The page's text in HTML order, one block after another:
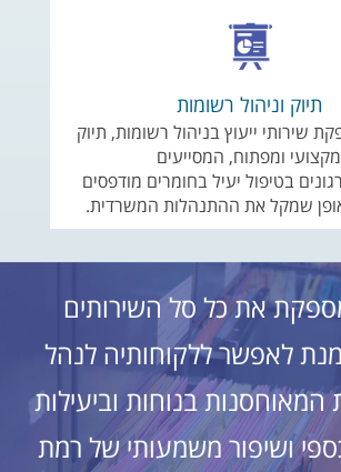
תיוק וניהול רשומות
שירותי ייעוץ בניהול רשומות, תיוק
מקצועי ומפתוח, המסייעים
בטיפול יעיל בחומרים מודפסים
שמקל את ההתנהלות המשרדית.
את כל סל השירותים
לאפשר ללקוחותיה לנהל
בנוחות וביעילות
ושיפור משמעותי של רמת